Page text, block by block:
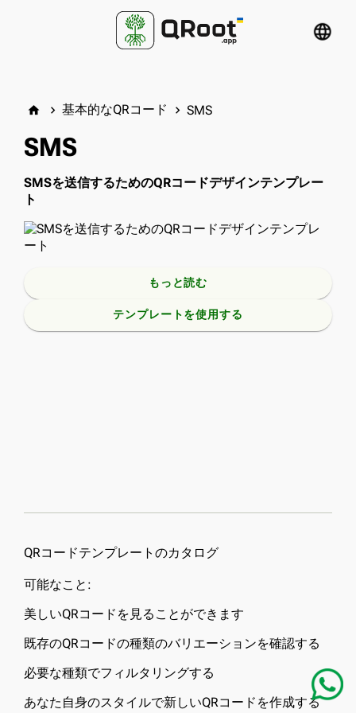
language
home keyboard_arrow_right 基本的なQRコード keyboard_arrow_right SMS
SMS
SMSを送信するためのQRコードデザインテンプレー
ト
もっと読む
テンプレートを使用する
QRコードテンプレートのカタログ
可能なこと:
美しいQRコードを見ることができます
既存のQRコードの種類のバリエーションを確認する
必要な種類でフィルタリングする
あなた自身のスタイルで新しいQRコードを作成する